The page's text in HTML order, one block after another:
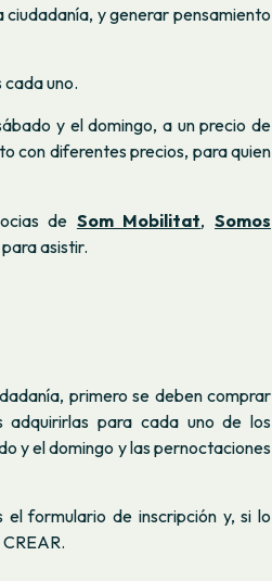
y generar pensamiento
cada uno.
y el domingo, a un precio de
con diferentes precios, para quien
de Som Mobilitat,Somos
asistir.
primero se deben comprar
para cada uno de los
y el domingo y las pernoctaciones
formulario de inscripción y, si lo